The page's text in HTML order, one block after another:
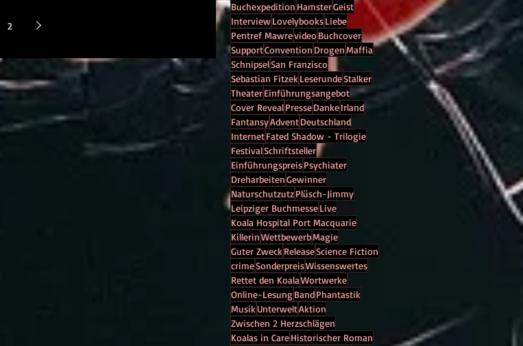
2
Buchexpedition HamsterGeist
InterviewLovelybooksLiebe
Pentref Mawrevideo Buchcover
SupportConvention DrogenMaffia
SchnipselSan Franzisco
Sebastian FitzekLeserundeStalker
TheaterEinführungsangebot
Cover RevealPresseDankeIrland
FantansyAdventDeutschland
InternetFated Shadow - Trilogie
FestivalSchriftsteller
EinführungspreisPsychiater
DreharbeitenGewinner
NaturschutzutzPlüsch-Jimmy
Leipziger BuchmesseLive
Koala Hospital Port Macquarie
KillerinWettbewerbMagie
Guter ZweckReleaseScience Fiction
crimeSonderpreisWissenswertes
Rettet den KoalaWortwerke
Online-Lesung BandPhantastik
MusikUnterweltAktion
Zwischen 2 Herzschlägen
Koalas in CareHistorischer Roman